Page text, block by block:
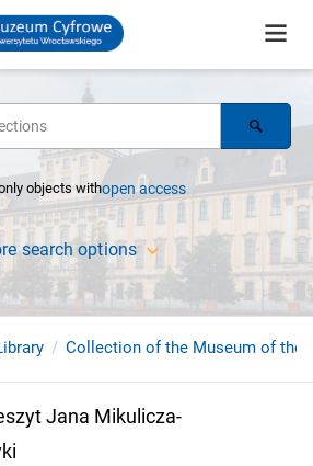
objects withopen access
search options
Collection of the Museum of the
Jana Mikulicza-